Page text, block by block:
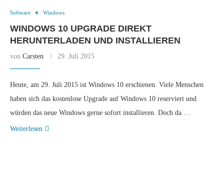
Software Windows
WINDOWS 10 UPGRADE DIREKT
HERUNTERLADEN UND INSTALLIEREN
von Carsten 29. Juli 2015
Heute, am 29. Juli 2015 ist Windows 10 erschienen. Viele Menschen
haben sich das kostenlose Upgrade auf Windows 10 reserviert und
würden das neue Windows gerne sofort installieren. Doch da …
Weiterlesen